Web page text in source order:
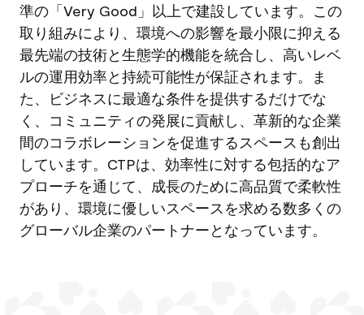
準の「Very Good」以上で建設しています。この
取り組みにより、環境への影響を最小限に抑える
最先端の技術と生態学的機能を統合し、高いレベ
ルの運用効率と持続可能性が保証されます。ま
た、ビジネスに最適な条件を提供するだけでな
く、コミュニティの発展に貢献し、革新的な企業
間のコラボレーションを促進するスペースも創出
しています。CTPは、効率性に対する包括的なア
プローチを通じて、成長のために高品質で柔軟性
があり、環境に優しいスペースを求める数多くの
グローバル企業のパートナーとなっています。